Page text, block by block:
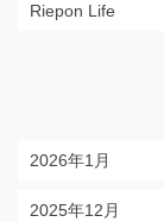
Riepon Life
2026年1月
2025年12月